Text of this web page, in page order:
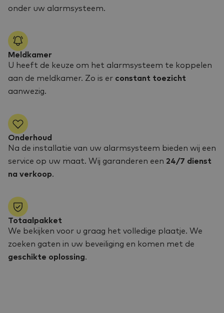
onder uw alarmsysteem.
Meldkamer
U heeft de keuze om het alarmsysteem te koppelen
aan de meldkamer. Zo is er constant toezicht
aanwezig.
Onderhoud
Na de installatie van uw alarmsysteem bieden wij een
service op uw maat. Wij garanderen een 24/7 dienst
na verkoop.
Totaalpakket
We bekijken voor u graag het volledige plaatje. We
zoeken gaten in uw beveiliging en komen met de
geschikte oplossing.